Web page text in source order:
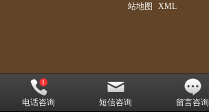
站地图
XML
电话咨询 短信咨询 留言咨询